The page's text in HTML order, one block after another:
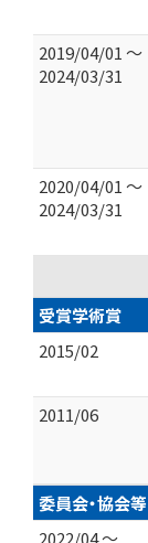
2019/04/01 ～
2024/03/31
2020/04/01 ～
2024/03/31
受賞学術賞
2015/02
2011/06
委員会・協会等
2022/04 ～